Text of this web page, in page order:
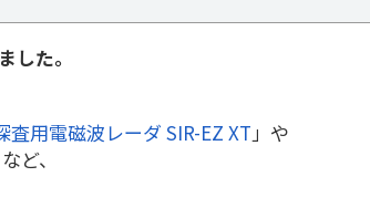
した。
査用電磁波レーダ SIR-EZ XT」や
ど、